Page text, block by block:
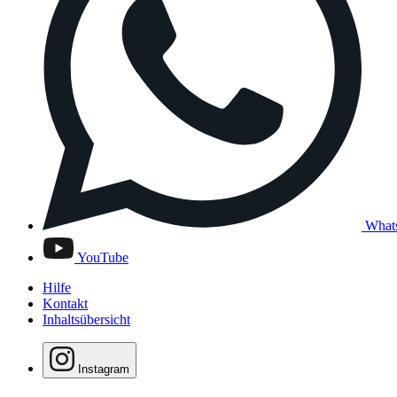
YouTube
Hilfe
Kontakt
Inhaltsübersicht
Instagram